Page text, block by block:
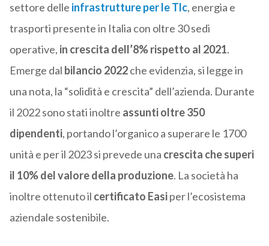
settore delle infrastrutture per le Tlc, energia e
trasporti presente in Italia con oltre 30 sedi
operative, in crescita dell’8% rispetto al 2021.
Emerge dal bilancio 2022che evidenzia, si legge in
una nota, la “solidità e crescita” dell’azienda. Durante
il 2022 sono stati inoltre assunti oltre 350
dipendenti, portando l’organico a superare le 1700
unità e per il 2023 si prevede una crescita che superi
il 10% del valore della produzione. La società ha
inoltre ottenuto il certificato Easiper l’ecosistema
aziendale sostenibile.